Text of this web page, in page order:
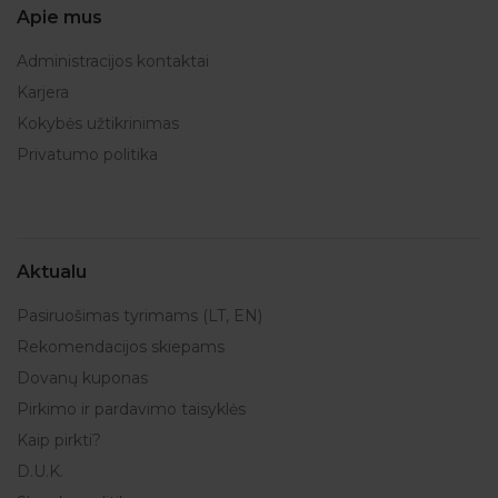
Apie mus
Administracijos kontaktai
Karjera
Kokybės užtikrinimas
Privatumo politika
Aktualu
Pasiruošimas tyrimams (LT, EN)
Rekomendacijos skiepams
Dovanų kuponas
Pirkimo ir pardavimo taisyklės
Kaip pirkti?
D.U.K.